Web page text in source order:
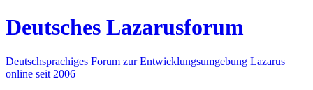
Deutsches Lazarusforum
Deutschsprachiges Forum zur Entwicklungsumgebung Lazarus
online seit 2006